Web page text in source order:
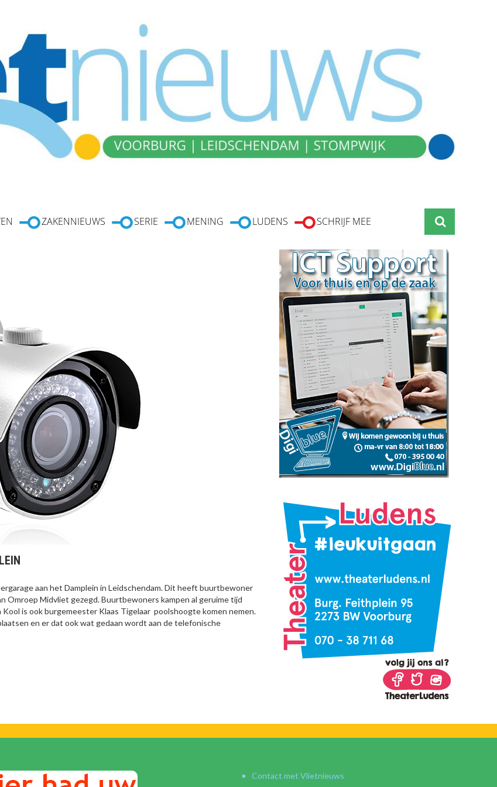
ZAKENNIEUWS SERIE MENING LUDENS SCHRIJF MEE
aan het Damplein in Leidschendam. Dit heeft buurtbewoner
Omroep Midvliet gezegd. Buurtbewoners kampen al geruime tijd
is ook burgemeester Klaas Tigelaar poolshoogte komen nemen.
en er dat ook wat gedaan wordt aan de telefonische
Contact met Vlietnieuws